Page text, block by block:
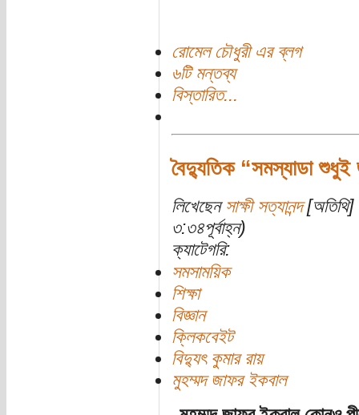
রোমেল চৌধুরী এর ব্লগ
৬টি মন্তব্য
বিস্তারিত...
বৈদ্যুতিক “সমস্যাডা শুধুই
লিখেছেন সাক্ষী সত্যানন্দ[অতিথি]
৩:৩৪পূর্বাহ্ন)
ক্যাটেগরি:
সমসাময়িক
শিক্ষা
বিজ্ঞান
ক্লিকবেইট
বিদ্যুৎ কুমার রায়
মুহম্মদ জাফর ইকবাল